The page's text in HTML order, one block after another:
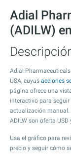
Adial
(ADILW)
Adial
USA, cuyas acciones
página ofrece una
interactivo para
actualización manual.
ADILW son oferta USD
Usa el gráfico para
precio y seguir cómo